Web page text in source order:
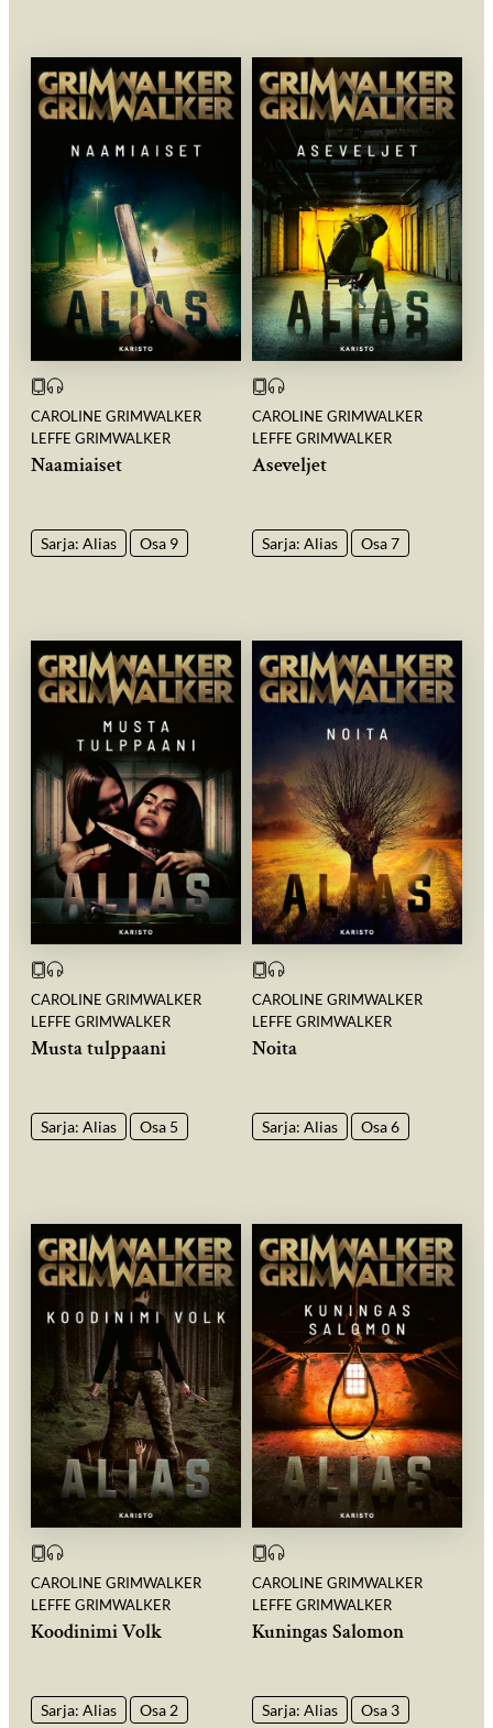
CAROLINE GRIMWALKER
LEFFE GRIMWALKER
Naamiaiset
Sarja: Alias Osa 9
CAROLINE GRIMWALKER
LEFFE GRIMWALKER
Aseveljet
Sarja: Alias Osa 7
CAROLINE GRIMWALKER
LEFFE GRIMWALKER
Musta tulppaani
Sarja: Alias Osa 5
CAROLINE GRIMWALKER
LEFFE GRIMWALKER
Noita
Sarja: Alias Osa 6
CAROLINE GRIMWALKER
LEFFE GRIMWALKER
Koodinimi Volk
Sarja: Alias Osa 2
CAROLINE GRIMWALKER
LEFFE GRIMWALKER
Kuningas Salomon
Sarja: Alias Osa 3